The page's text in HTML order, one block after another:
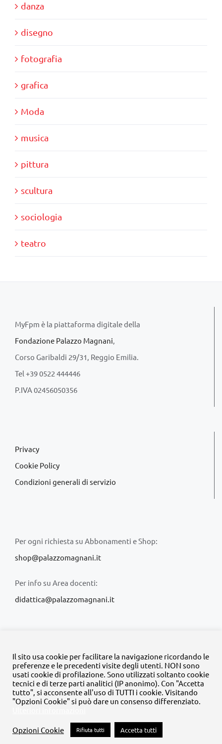
danza
disegno
fotografia
grafica
Moda
musica
pittura
scultura
sociologia
teatro
MyFpm è la piattaforma digitale della
Fondazione Palazzo Magnani,
Corso Garibaldi 29/31, Reggio Emilia.
Tel +39 0522 444446
P.IVA 02456050356
Privacy
Cookie Policy
Condizioni generali di servizio
Per ogni richiesta su Abbonamenti e Shop:
shop@palazzomagnani.it
Per info su Area docenti:
didattica@palazzomagnani.it
© Copyright 2020 -2026 | Tutti i diritti riservati | MyFpm è un
progetto dellaFondazione Palazzo Magnani
FacebookInstagram
TwitterLinkedInYouTube
Il sito usa cookie per facilitare la navigazione ricordando le
preferenze e le precedenti visite degli utenti. NON sono
usati cookie di profilazione. Sono utilizzati soltanto cookie
tecnici e di terze parti analitici (IP anonimo). Con "Accetta
tutto", si acconsente all'uso di TUTTI i cookie. Visitando
"Opzioni Cookie" si può dare un consenso differenziato.
Opzioni Cookie Rifiuta tutti Accetta tutti